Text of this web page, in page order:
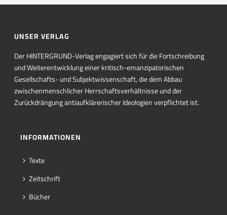
UNSER VERLAG
Der HINTERGRUND-Verlag engagiert sich für die Fortschreibung
und Weiterentwicklung einer kritisch-emanzipatorischen
Gesellschafts- und Subjektwissenschaft, die dem Abbau
zwischenmenschlicher Herrschaftsverhältnisse und der
Zurückdrängung antiaufklärerischer Ideologien verpflichtet ist.
INFORMATIONEN
Texte
Zeitschrift
Bücher